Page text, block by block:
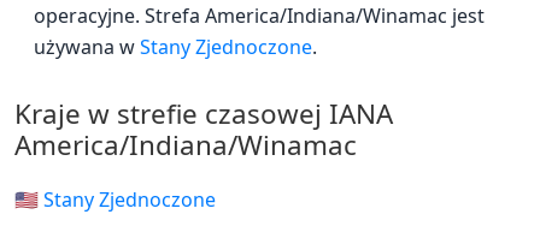
operacyjne. Strefa America/Indiana/Winamac jest
używana wStany Zjednoczone.
Kraje w strefie czasowej IANA
America/Indiana/Winamac
🇺🇸 Stany Zjednoczone